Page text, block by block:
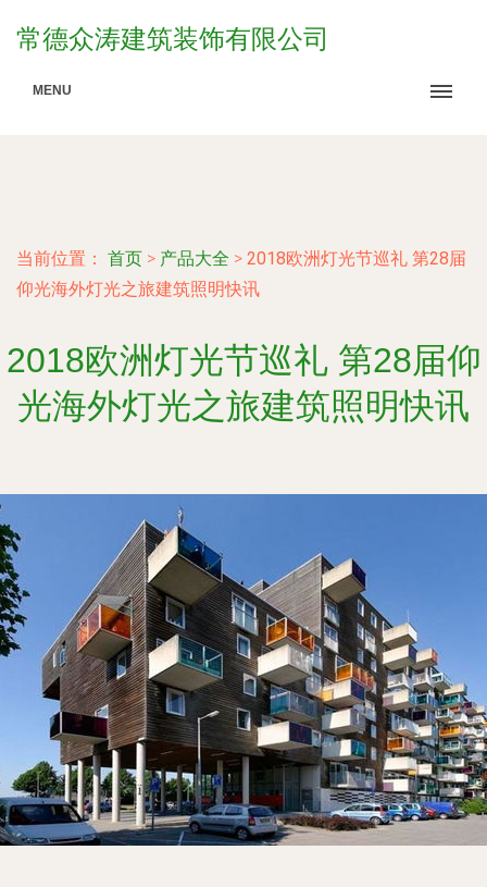
常德众涛建筑装饰有限公司
MENU
当前位置： 首页 > 产品大全 > 2018欧洲灯光节巡礼 第28届
仰光海外灯光之旅建筑照明快讯
2018欧洲灯光节巡礼 第28届仰
光海外灯光之旅建筑照明快讯